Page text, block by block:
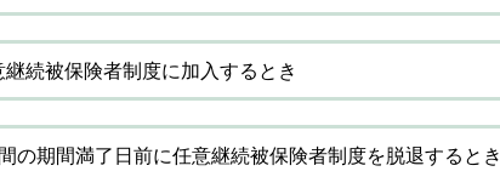
継続被保険者制度に加入するとき
の期間満了日前に任意継続被保険者制度を脱退するとき